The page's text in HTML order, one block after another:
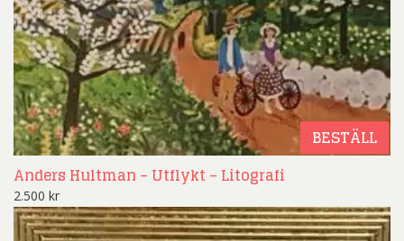
BESTÄLL
Anders Hultman – Utflykt – Litografi
2.500 kr